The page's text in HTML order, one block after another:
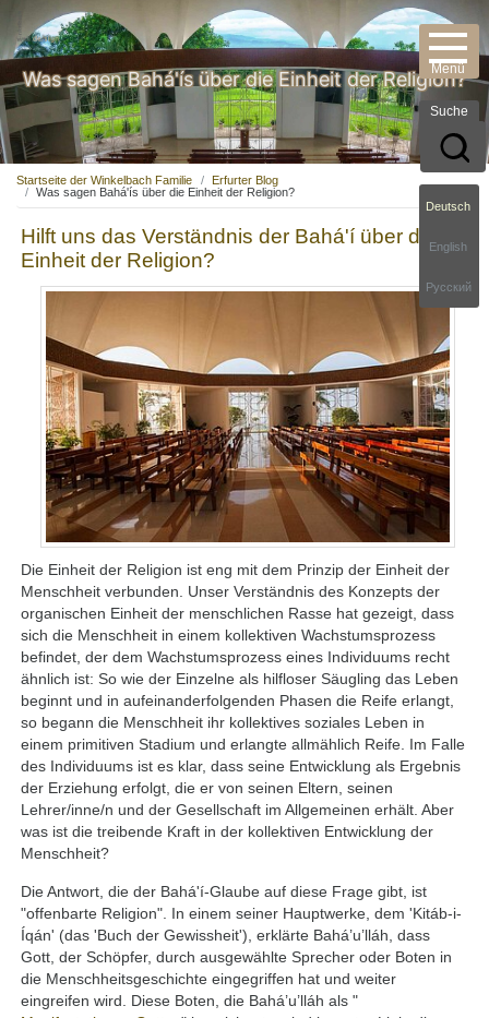
Suche
Deutsch
English
Русский
Was sagen Bahá'ís über die Einheit der Religion?
Startseite der Winkelbach Familie
Erfurter Blog
Was sagen Bahá'ís über die Einheit der Religion?
Hilft uns das Verständnis der Bahá'í über die
Einheit der Religion?
Die Einheit der Religion ist eng mit dem Prinzip der Einheit der
Menschheit verbunden. Unser Verständnis des Konzepts der
organischen Einheit der menschlichen Rasse hat gezeigt, dass
sich die Menschheit in einem kollektiven Wachstumsprozess
befindet, der dem Wachstumsprozess eines Individuums recht
ähnlich ist: So wie der Einzelne als hilfloser Säugling das Leben
beginnt und in aufeinanderfolgenden Phasen die Reife erlangt,
so begann die Menschheit ihr kollektives soziales Leben in
einem primitiven Stadium und erlangte allmählich Reife. Im Falle
des Individuums ist es klar, dass seine Entwicklung als Ergebnis
der Erziehung erfolgt, die er von seinen Eltern, seinen
Lehrer/inne/n und der Gesellschaft im Allgemeinen erhält. Aber
was ist die treibende Kraft in der kollektiven Entwicklung der
Menschheit?
Die Antwort, die der Bahá'í-Glaube auf diese Frage gibt, ist
"offenbarte Religion". In einem seiner Hauptwerke, dem 'Kitáb-i-
Íqán' (das 'Buch der Gewissheit'), erklärte Bahá’u’lláh, dass
Gott, der Schöpfer, durch ausgewählte Sprecher oder Boten in
die Menschheitsgeschichte eingegriffen hat und weiter
eingreifen wird. Diese Boten, die Bahá’u’lláh als "